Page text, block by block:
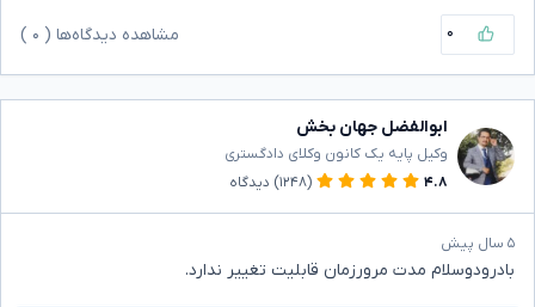
۰ مشاهده دیدگاه‌ها ( ۰
ابوالفضل جهان بخش
وکیل پایه یک کانون وکلای دادگستری
۴.۸
(۱۲۴۸) دیدگاه
۵ سال پیش
بادرودوسلام مدت مرورزمان قابلیت تغییر ندارد.